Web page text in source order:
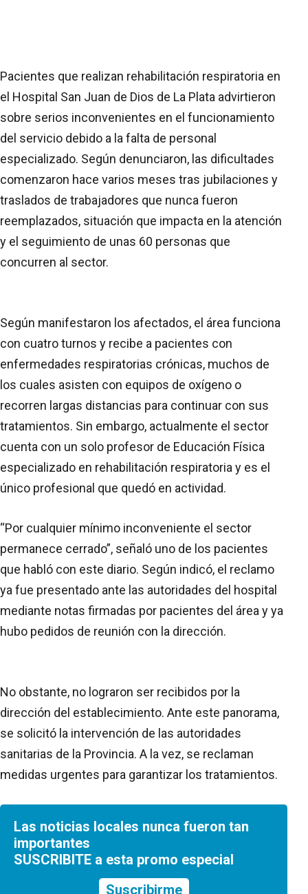
Pacientes que realizan rehabilitación respiratoria en
el Hospital San Juan de Dios de La Plata advirtieron
sobre serios inconvenientes en el funcionamiento
del servicio debido a la falta de personal
especializado. Según denunciaron, las dificultades
comenzaron hace varios meses tras jubilaciones y
traslados de trabajadores que nunca fueron
reemplazados, situación que impacta en la atención
y el seguimiento de unas 60 personas que
concurren al sector.
Según manifestaron los afectados, el área funciona
con cuatro turnos y recibe a pacientes con
enfermedades respiratorias crónicas, muchos de
los cuales asisten con equipos de oxígeno o
recorren largas distancias para continuar con sus
tratamientos. Sin embargo, actualmente el sector
cuenta con un solo profesor de Educación Física
especializado en rehabilitación respiratoria y es el
único profesional que quedó en actividad.
“Por cualquier mínimo inconveniente el sector
permanece cerrado”, señaló uno de los pacientes
que habló con este diario. Según indicó, el reclamo
ya fue presentado ante las autoridades del hospital
mediante notas firmadas por pacientes del área y ya
hubo pedidos de reunión con la dirección.
No obstante, no lograron ser recibidos por la
dirección del establecimiento. Ante este panorama,
se solicitó la intervención de las autoridades
sanitarias de la Provincia. A la vez, se reclaman
medidas urgentes para garantizar los tratamientos.
Las noticias locales nunca fueron tan
importantes
SUSCRIBITE a esta promo especial
Suscribirme